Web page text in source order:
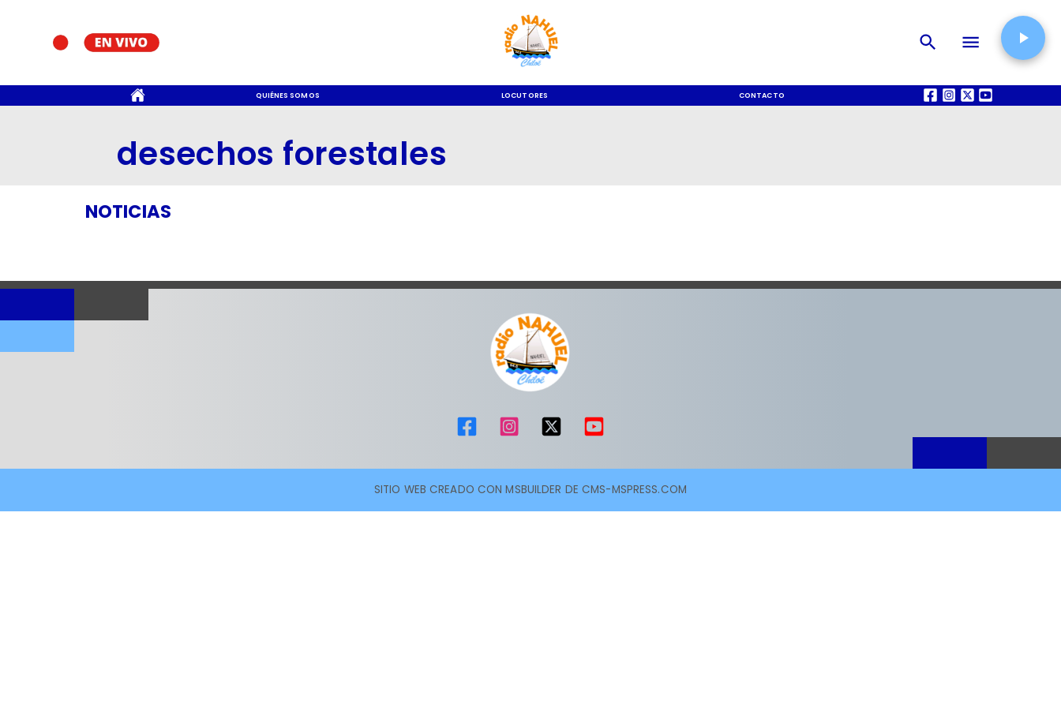
QUIÉNES SOMOS LOCUTORES CONTACTO QUIÉNES SOMOS
desechos forestales
NOTICIAS
SITIO WEB CREADO CON MSBUILDER DE CMS-MSPRESS.COM